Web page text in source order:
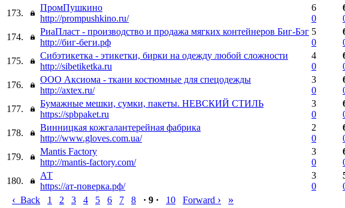
173.
ПромПушкино
http://prompushkino.ru/
6
0
174.
РиаПласт - производство и продажа мягких контейнеров Биг-Бэг
http://биг-беги.рф
5
0
175.
Сибэтикетка - этикетки, бирки на одежду любой сложности
http://sibetiketka.ru
4
0
176.
ООО Аксиома - ткани костюмные для спецодежды
http://axtex.ru/
3
0
177.
Бумажные мешки, сумки, пакеты. НЕВСКИЙ СТИЛЬ
https://spbpaket.ru
3
0
178.
Винницкая кожгалантерейная фабрика
http://www.gloves.com.ua/
2
0
179.
Mantis Factory
http://mantis-factory.com/
3
0
180.
АТ
https://ат-поверка.рф/
3
0
‹ Back 1 2 3 4 5 6 7 8 · 9 · 10 Forward › »